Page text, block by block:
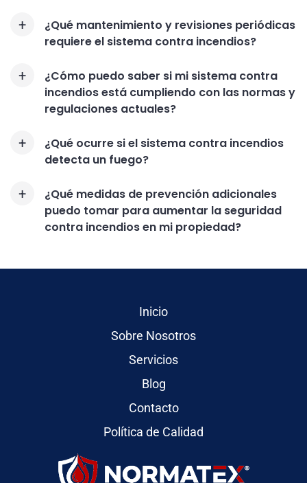
¿Qué mantenimiento y revisiones periódicas
requiere el sistema contra incendios?
¿Cómo puedo saber si mi sistema contra
incendios está cumpliendo con las normas y
regulaciones actuales?
¿Qué ocurre si el sistema contra incendios
detecta un fuego?
¿Qué medidas de prevención adicionales
puedo tomar para aumentar la seguridad
contra incendios en mi propiedad?
Inicio
Sobre Nosotros
Servicios
Blog
Contacto
Política de Calidad